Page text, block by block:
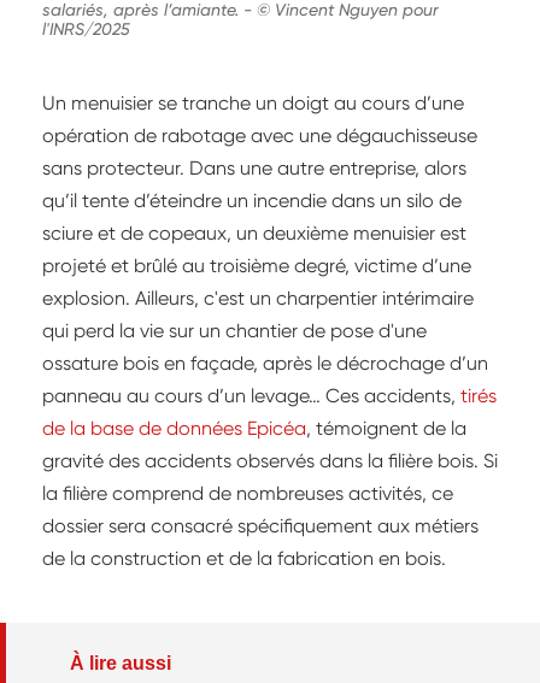
salariés, après l’amiante. - © Vincent Nguyen pour
l'INRS/2025
Un menuisier se tranche un doigt au cours d’une
opération de rabotage avec une dégauchisseuse
sans protecteur. Dans une autre entreprise, alors
qu’il tente d’éteindre un incendie dans un silo de
sciure et de copeaux, un deuxième menuisier est
projeté et brûlé au troisième degré, victime d’une
explosion. Ailleurs, c'est un charpentier intérimaire
qui perd la vie sur un chantier de pose d'une
ossature bois en façade, après le décrochage d’un
panneau au cours d’un levage… Ces accidents, tirés
de la base de données Epicéa, témoignent de la
gravité des accidents observés dans la filière bois. Si
la filière comprend de nombreuses activités, ce
dossier sera consacré spécifiquement aux métiers
de la construction et de la fabrication en bois.
À lire aussi